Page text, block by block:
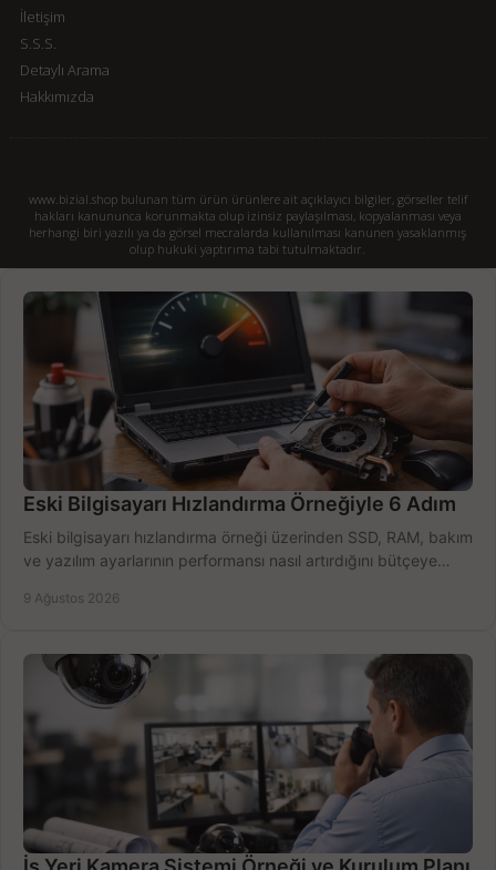
İletişim
S.S.S.
Detaylı Arama
Hakkımızda
www.bizial.shop bulunan tüm ürün ürünlere ait açıklayıcı bilgiler, görseller telif
hakları kanununca korunmakta olup izinsiz paylaşılması, kopyalanması veya
herhangi biri yazılı ya da görsel mecralarda kullanılması kanunen yasaklanmış
olup hukuki yaptırıma tabi tutulmaktadır.
Eski Bilgisayarı Hızlandırma Örneğiyle 6 Adım
Eski bilgisayarı hızlandırma örneği üzerinden SSD, RAM, bakım
ve yazılım ayarlarının performansı nasıl artırdığını bütçeye
9 Ağustos 2026